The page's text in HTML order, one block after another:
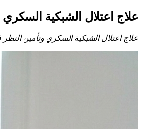
علاج اعتلال الشبكية
علاج اعتلال الشبكية السكري وتأمين